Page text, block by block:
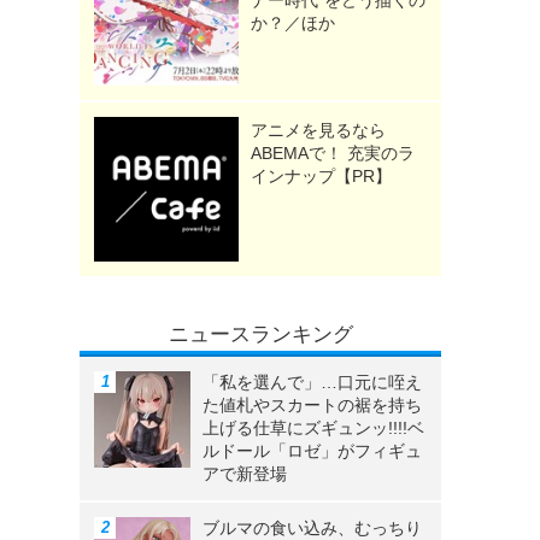
か？／ほか
アニメを見るなら
ABEMAで！ 充実のラ
インナップ【PR】
ニュースランキング
「私を選んで」…口元に咥え
た値札やスカートの裾を持ち
上げる仕草にズギュンッ!!!!ベ
ルドール「ロゼ」がフィギュ
アで新登場
ブルマの食い込み、むっちり